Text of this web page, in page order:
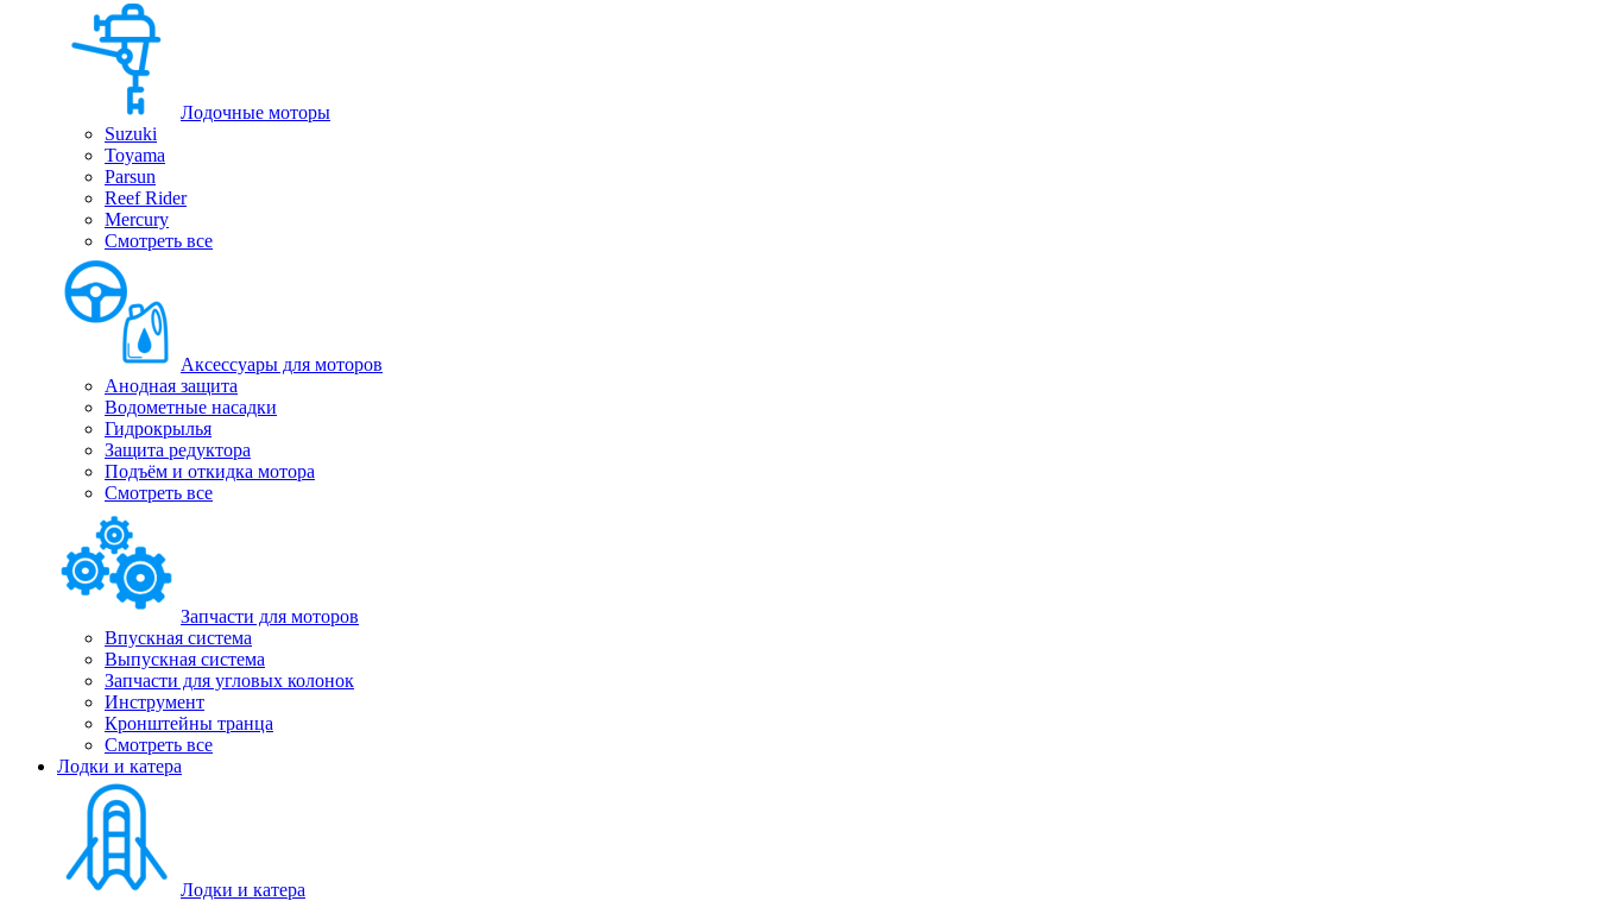
Лодочные моторы
Suzuki
Toyama
Parsun
Reef Rider
Mercury
Смотреть все
Аксессуары для моторов
Анодная защита
Водометные насадки
Гидрокрылья
Защита редуктора
Подъём и откидка мотора
Смотреть все
Запчасти для моторов
Впускная система
Выпускная система
Запчасти для угловых колонок
Инструмент
Кронштейны транца
Смотреть все
Лодки и катера
Лодки и катера